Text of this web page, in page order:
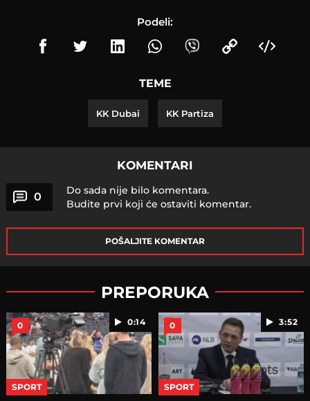
Podeli:
TEME
KK Dubai KK Partiza
KOMENTARI
0
Do sada nije bilo komentara.
Budite prvi koji će ostaviti komentar.
POŠALJITE KOMENTAR
PREPORUKA
0:14
0
SPORT
3:52
0
SPORT